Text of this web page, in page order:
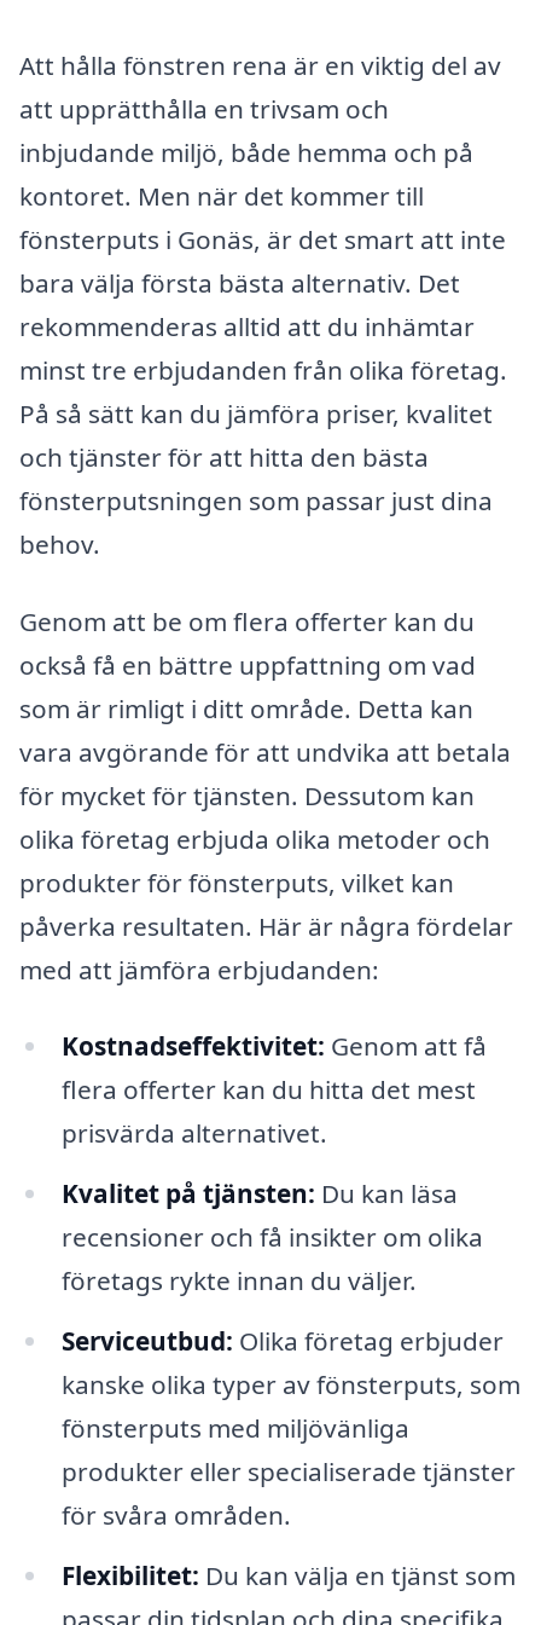
Att hålla fönstren rena är en viktig del av
att upprätthålla en trivsam och
inbjudande miljö, både hemma och på
kontoret. Men när det kommer till
fönsterputs i Gonäs, är det smart att inte
bara välja första bästa alternativ. Det
rekommenderas alltid att du inhämtar
minst tre erbjudanden från olika företag.
På så sätt kan du jämföra priser, kvalitet
och tjänster för att hitta den bästa
fönsterputsningen som passar just dina
behov.
Genom att be om flera offerter kan du
också få en bättre uppfattning om vad
som är rimligt i ditt område. Detta kan
vara avgörande för att undvika att betala
för mycket för tjänsten. Dessutom kan
olika företag erbjuda olika metoder och
produkter för fönsterputs, vilket kan
påverka resultaten. Här är några fördelar
med att jämföra erbjudanden:
Kostnadseffektivitet: Genom att få
flera offerter kan du hitta det mest
prisvärda alternativet.
Kvalitet på tjänsten: Du kan läsa
recensioner och få insikter om olika
företags rykte innan du väljer.
Serviceutbud: Olika företag erbjuder
kanske olika typer av fönsterputs, som
fönsterputs med miljövänliga
produkter eller specialiserade tjänster
för svåra områden.
Flexibilitet: Du kan välja en tjänst som